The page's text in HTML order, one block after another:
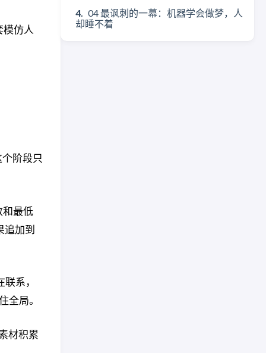
04 最讽刺的一幕：机器学会做梦，人
却睡不着
模仿人
阶段只
和最低
追加到
系，
全局。
材积累